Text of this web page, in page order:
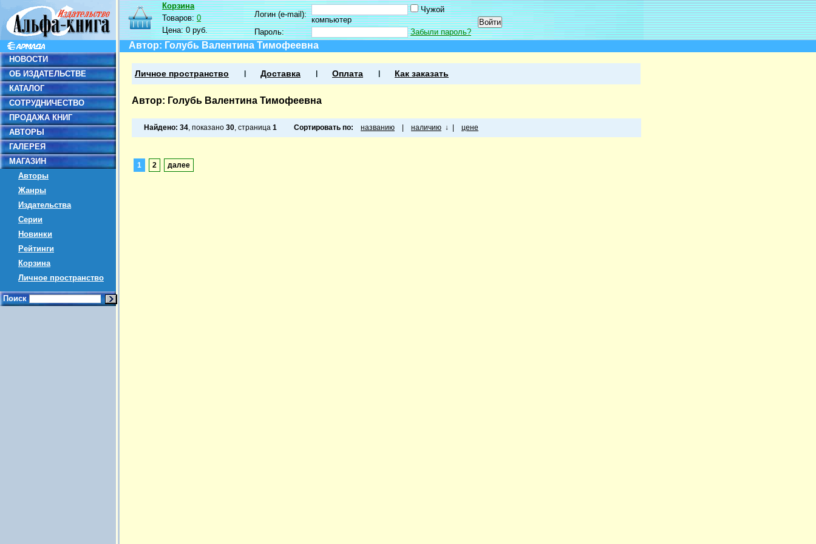
НОВОСТИ
ОБ ИЗДАТЕЛЬСТВЕ
КАТАЛОГ
СОТРУДНИЧЕСТВО
ПРОДАЖА КНИГ
АВТОРЫ
ГАЛЕРЕЯ
МАГАЗИН
Авторы
Жанры
Издательства
Серии
Новинки
Рейтинги
Корзина
Личное пространство
Поиск
Корзина
Товаров:0
Цена:0 руб.
Логин (e-mail):
Чужой
компьютер
Пароль:
Забыли пароль?
Автор: Голубь Валентина Тимофеевна
Личное пространство Доставка Оплата Как заказать
Автор: Голубь Валентина Тимофеевна
Найдено: 34, показано 30, страница 1 Сортировать по: названию наличию ↓ цене
1 2 далее